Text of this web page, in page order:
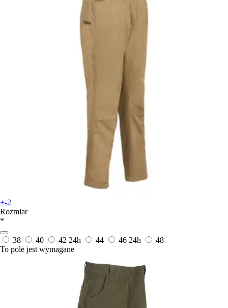
+-2
Rozmiar
*
38 40 42 24h 44 46 24h
48
To pole jest wymagane